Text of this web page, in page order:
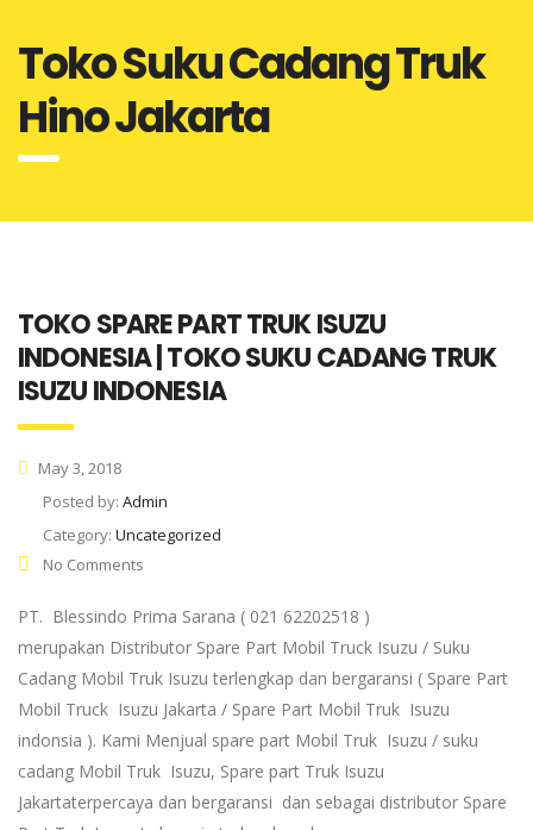
Toko Suku Cadang Truk
Hino Jakarta
TOKO SPARE PART TRUK ISUZU
INDONESIA | TOKO SUKU CADANG TRUK
ISUZU INDONESIA
May 3, 2018
Posted by: Admin
Category: Uncategorized
No Comments
PT. Blessindo Prima Sarana ( 021 62202518 )
merupakan Distributor Spare Part Mobil Truck Isuzu / Suku
Cadang Mobil Truk Isuzu terlengkap dan bergaransi ( Spare Part
Mobil Truck Isuzu Jakarta / Spare Part Mobil Truk Isuzu
indonsia ). Kami Menjual spare part Mobil Truk Isuzu / suku
cadang Mobil Truk Isuzu, Spare part Truk Isuzu
Jakartaterpercaya dan bergaransi dan sebagai distributor Spare